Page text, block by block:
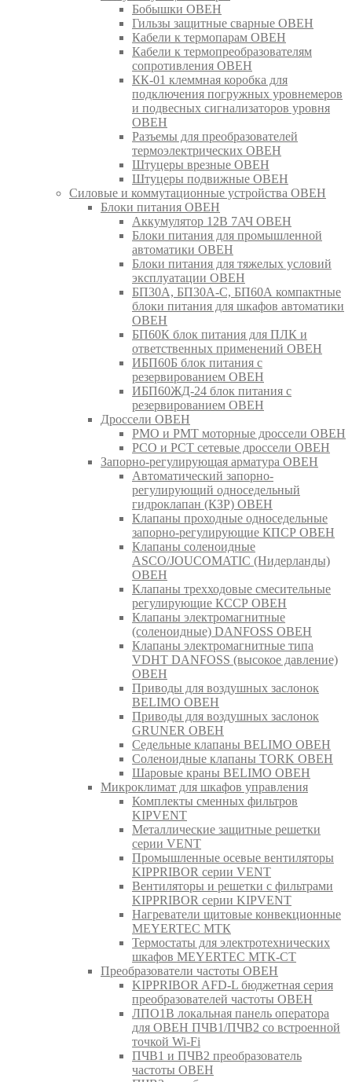
Бобышки ОВЕН
Гильзы защитные сварные ОВЕН
Кабели к термопарам ОВЕН
Кабели к термопреобразователям
сопротивления ОВЕН
КК-01 клеммная коробка для
подключения погружных уровнемеров
и подвесных сигнализаторов уровня
ОВЕН
Разъемы для преобразователей
термоэлектрических ОВЕН
Штуцеры врезные ОВЕН
Штуцеры подвижные ОВЕН
Силовые и коммутационные устройства ОВЕН
Блоки питания ОВЕН
Аккумулятор 12В 7АЧ ОВЕН
Блоки питания для промышленной
автоматики ОВЕН
Блоки питания для тяжелых условий
эксплуатации ОВЕН
БП30А, БП30А-С, БП60А компактные
блоки питания для шкафов автоматики
ОВЕН
БП60К блок питания для ПЛК и
ответственных применений ОВЕН
ИБП60Б блок питания с
резервированием ОВЕН
ИБП60ЖД-24 блок питания с
резервированием ОВЕН
Дроссели ОВЕН
РМО и РМТ моторные дроссели ОВЕН
РСО и РСТ сетевые дроссели ОВЕН
Запорно-регулирующая арматура ОВЕН
Автоматический запорно-
регулирующий односедельный
гидроклапан (КЗР) ОВЕН
Клапаны проходные односедельные
запорно-регулирующие КПСР ОВЕН
Клапаны соленоидные
ASCO/JOUCOMATIC (Нидерланды)
ОВЕН
Клапаны трехходовые смесительные
регулирующие КССР ОВЕН
Клапаны электромагнитные
(соленоидные) DANFOSS ОВЕН
Клапаны электромагнитные типа
VDHT DANFOSS (высокое давление)
ОВЕН
Приводы для воздушных заслонок
BELIMO ОВЕН
Приводы для воздушных заслонок
GRUNER ОВЕН
Седельные клапаны BELIMO ОВЕН
Соленоидные клапаны TORK ОВЕН
Шаровые краны BELIMO ОВЕН
Микроклимат для шкафов управления
Комплекты сменных фильтров
KIPVENT
Металлические защитные решетки
серии VENT
Промышленные осевые вентиляторы
KIPPRIBOR серии VENT
Вентиляторы и решетки с фильтрами
KIPPRIBOR серии KIPVENT
Нагреватели щитовые конвекционные
MEYERTEC МТК
Термостаты для электротехнических
шкафов MEYERTEC МТК-СТ
Преобразователи частоты ОВЕН
KIPPRIBOR AFD-L бюджетная серия
преобразователей частоты ОВЕН
ЛПО1В локальная панель оператора
для ОВЕН ПЧВ1/ПЧВ2 со встроенной
точкой Wi-Fi
ПЧВ1 и ПЧВ2 преобразователь
частоты ОВЕН